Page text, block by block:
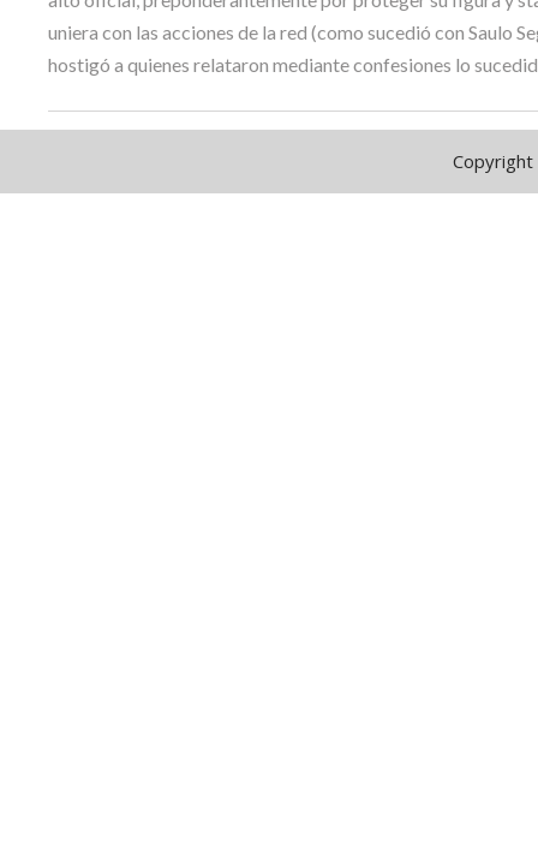
uniera con las acciones de la red (como sucedió con Saulo
hostigó a quienes relataron mediante confesiones lo
Copyright